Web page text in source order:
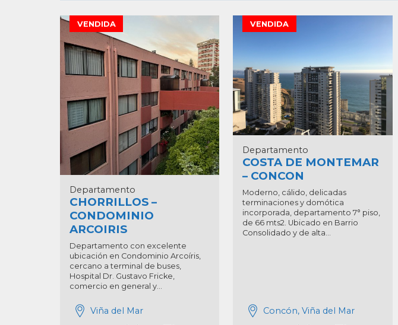
VENDIDA
Departamento
CHORRILLOS –
CONDOMINIO
ARCOIRIS
Departamento con excelente
ubicación en Condominio Arcoíris,
cercano a terminal de buses,
Hospital Dr. Gustavo Fricke,
comercio en general y...
Viña del Mar
VENDIDA
Departamento
COSTA DE MONTEMAR
– CONCON
Moderno, cálido, delicadas
terminaciones y domótica
incorporada, departamento 7° piso,
de 66 mts2. Ubicado en Barrio
Consolidado y de alta...
Concón, Viña del Mar